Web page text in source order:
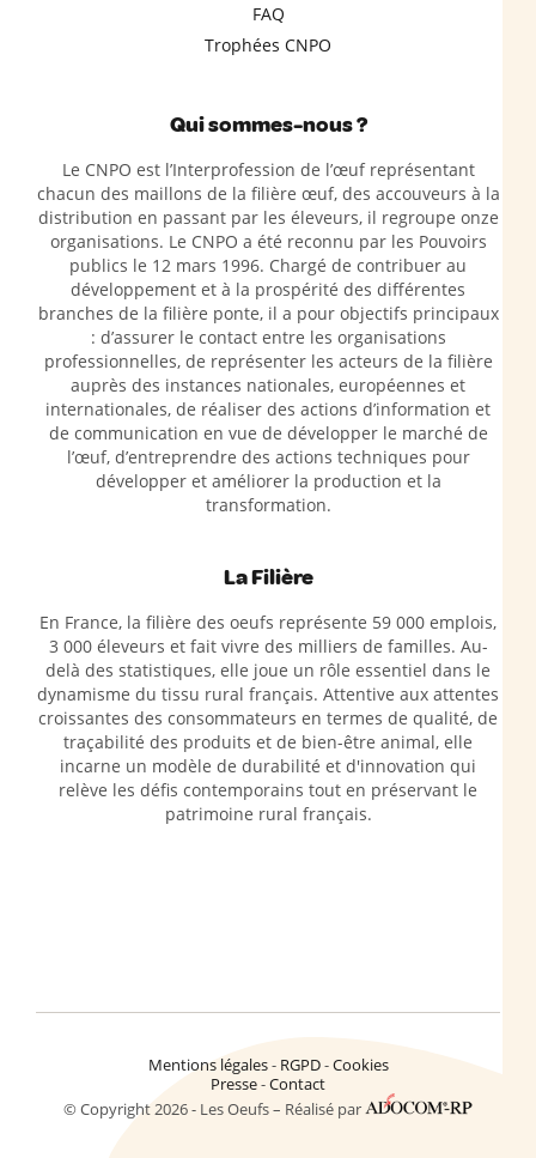
FAQ
Trophées CNPO
Qui sommes-nous ?
Le CNPO est l’Interprofession de l’œuf représentant
chacun des maillons de la filière œuf, des accouveurs à la
distribution en passant par les éleveurs, il regroupe onze
organisations. Le CNPO a été reconnu par les Pouvoirs
publics le 12 mars 1996. Chargé de contribuer au
développement et à la prospérité des différentes
branches de la filière ponte, il a pour objectifs principaux
: d’assurer le contact entre les organisations
professionnelles, de représenter les acteurs de la filière
auprès des instances nationales, européennes et
internationales, de réaliser des actions d’information et
de communication en vue de développer le marché de
l’œuf, d’entreprendre des actions techniques pour
développer et améliorer la production et la
transformation.
La Filière
En France, la filière des oeufs représente 59 000 emplois,
3 000 éleveurs et fait vivre des milliers de familles. Au-
delà des statistiques, elle joue un rôle essentiel dans le
dynamisme du tissu rural français. Attentive aux attentes
croissantes des consommateurs en termes de qualité, de
traçabilité des produits et de bien-être animal, elle
incarne un modèle de durabilité et d'innovation qui
relève les défis contemporains tout en préservant le
patrimoine rural français.
© Copyright 2026 - Les Oeufs – Réalisé par
Mentions légales RGPD Cookies
Presse Contact